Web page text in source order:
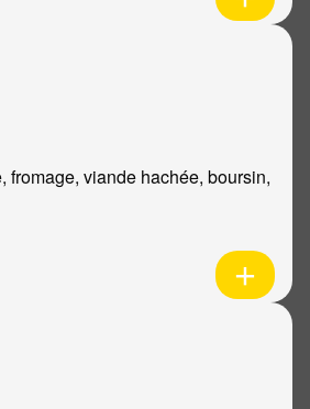
fromage, viande hachée, boursin,